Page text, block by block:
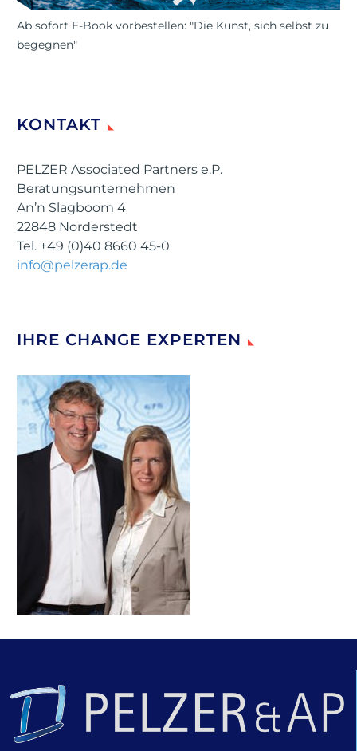
Ab sofort E-Book vorbestellen: "Die Kunst, sich selbst zu
begegnen"
KONTAKT
PELZER Associated Partners e.P.
Beratungsunternehmen
An’n Slagboom 4
22848 Norderstedt
Tel. +49 (0)40 8660 45-0
info@pelzerap.de
IHRE CHANGE EXPERTEN